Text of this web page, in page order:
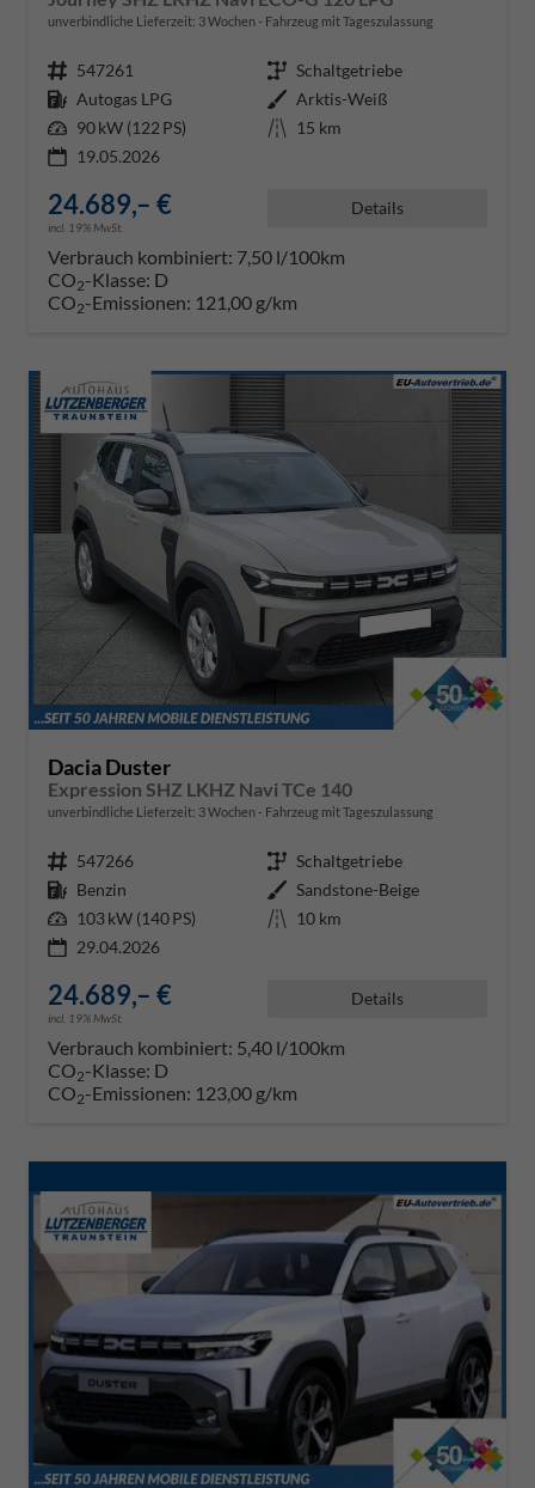
unverbindliche Lieferzeit: 3 Wochen Fahrzeug mit Tageszulassung
Fahrzeugnr. 547261 Getriebe Schaltgetriebe
Kraftstoff Autogas LPG Außenfarbe Arktis-Weiß
Leistung 90 kW (122 PS) Kilometerstand 15 km
19.05.2026
24.689,– €
incl. 19% MwSt.
Details
Verbrauch kombiniert: 7,50 l/100km
CO2-Klasse: D
CO2-Emissionen: 121,00 g/km
Dacia Duster
Expression SHZ LKHZ Navi TCe 140
unverbindliche Lieferzeit: 3 Wochen Fahrzeug mit Tageszulassung
Fahrzeugnr. 547266 Getriebe Schaltgetriebe
Kraftstoff Benzin Außenfarbe Sandstone-Beige
Leistung 103 kW (140 PS) Kilometerstand 10 km
29.04.2026
24.689,– €
incl. 19% MwSt.
Details
Verbrauch kombiniert: 5,40 l/100km
CO2-Klasse: D
CO2-Emissionen: 123,00 g/km